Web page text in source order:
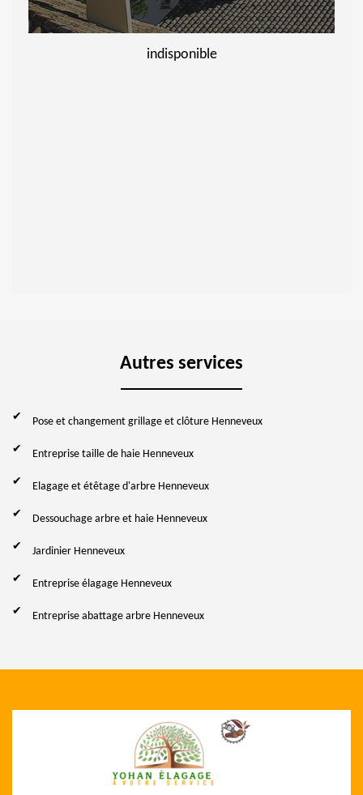
indisponible
Autres services
Pose et changement grillage et clôture Henneveux
Entreprise taille de haie Henneveux
Elagage et étêtage d'arbre Henneveux
Dessouchage arbre et haie Henneveux
Jardinier Henneveux
Entreprise élagage Henneveux
Entreprise abattage arbre Henneveux